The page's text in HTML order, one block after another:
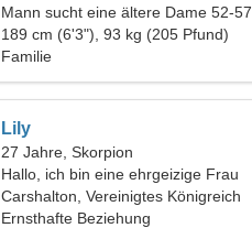
Mann sucht eine ältere Dame 52-57
189 cm (6'3"), 93 kg (205 Pfund)
Familie
Lily
27 Jahre, Skorpion
Hallo, ich bin eine ehrgeizige Frau
Carshalton, Vereinigtes Königreich
Ernsthafte Beziehung